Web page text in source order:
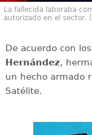
La fallecida laboraba
autorizado en el sector.
De acuerdo con
Hernández,
un hecho armado
Satélite.